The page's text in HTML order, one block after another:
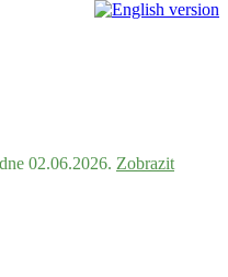
02.06.2026. Zobrazit